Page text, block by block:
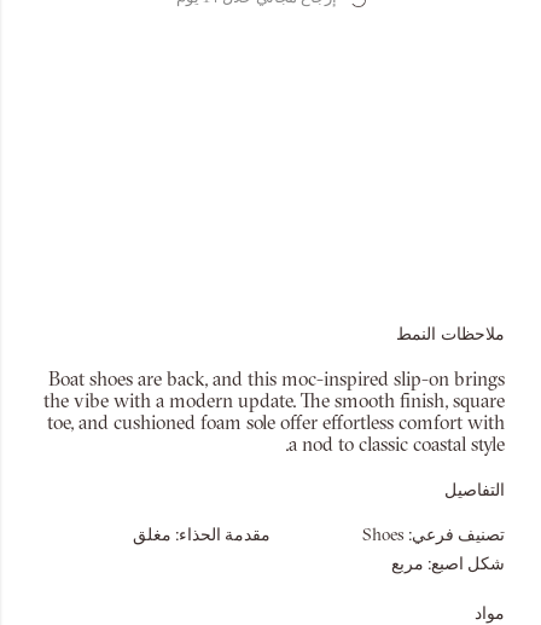
ملاحظات النمط
Boat shoes are back, and this moc-inspired slip-on brings
the vibe with a modern update. The smooth finish, square
toe, and cushioned foam sole offer effortless comfort with
a nod to classic coastal style.
التفاصيل
تصنيف فرعي: Shoes مقدمة الحذاء: مغلق
شكل اصبع: مربع
مواد